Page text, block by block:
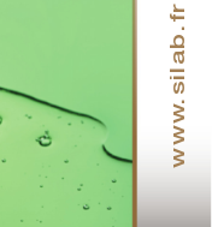
www
.silab.fr